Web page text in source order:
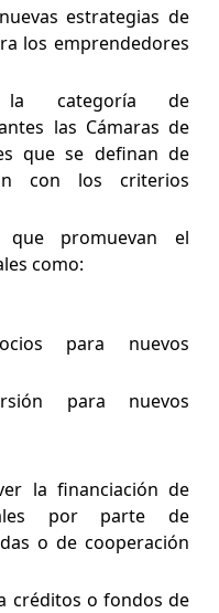
estrategias de
los emprendedores
la categoría de
las Cámaras de
que se definan de
con los criterios
que promuevan el
como:
para nuevos
para nuevos
la financiación de
por parte de
o de cooperación
créditos o fondos de